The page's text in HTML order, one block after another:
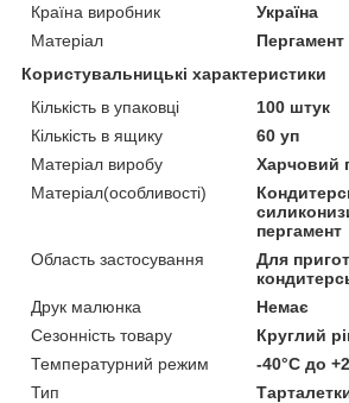
Країна виробник
Україна
Матеріал
Пергамент
Користувальницькі характеристики
Кількість в упаковці
100 штук
Кількість в ящику
60 уп
Матеріал виробу
Харчовий
Матеріал(особливості)
пергамент
Область застосування
Для
Друк малюнка
Немає
Сезонність товару
Круглий
Температурний режим
-40°С до
Тип